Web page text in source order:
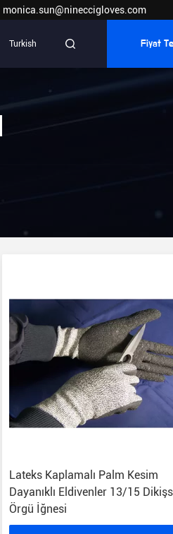
monica.sun@nineccigloves.com
Turkish Fiyat
Lateks Kaplamalı Palm Kesim
Dayanıklı Eldivenler 13/15
Örgü İğnesi